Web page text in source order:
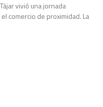
vivió una jornada
comercio de proximidad. La